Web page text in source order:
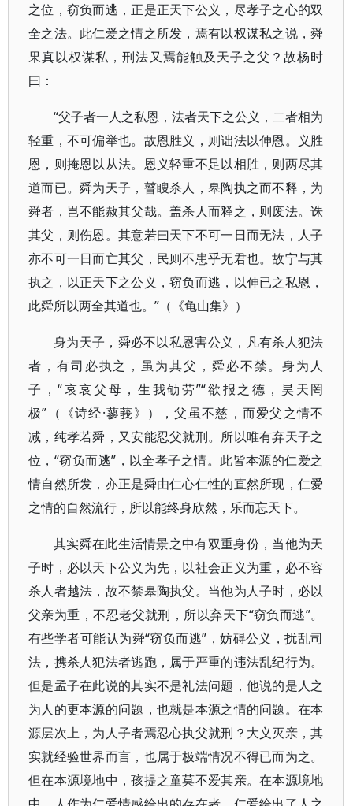
之位，窃负而逃，正是正天下公义，尽孝子之心的双
全之法。此仁爱之情之所发，焉有以权谋私之说，舜
果真以权谋私，刑法又焉能触及天子之父？故杨时
曰：
“父子者一人之私恩，法者天下之公义，二者相为
轻重，不可偏举也。故恩胜义，则诎法以伸恩。义胜
恩，则掩恩以从法。恩义轻重不足以相胜，则两尽其
道而已。舜为天子，瞽瞍杀人，皋陶执之而不释，为
舜者，岂不能赦其父哉。盖杀人而释之，则废法。诛
其父，则伤恩。其意若曰天下不可一日而无法，人子
亦不可一日而亡其父，民则不患乎无君也。故宁与其
执之，以正天下之公义，窃负而逃，以伸已之私恩，
此舜所以两全其道也。”（《龟山集》）
身为天子，舜必不以私恩害公义，凡有杀人犯法
者，有司必执之，虽为其父，舜必不禁。身为人
子，“哀哀父母，生我劬劳”“欲报之德，昊天罔
极”（《诗经·蓼莪》），父虽不慈，而爱父之情不
减，纯孝若舜，又安能忍父就刑。所以唯有弃天子之
位，“窃负而逃”，以全孝子之情。此皆本源的仁爱之
情自然所发，亦正是舜由仁心仁性的直然所现，仁爱
之情的自然流行，所以能终身欣然，乐而忘天下。
其实舜在此生活情景之中有双重身份，当他为天
子时，必以天下公义为先，以社会正义为重，必不容
杀人者越法，故不禁皋陶执父。当他为人子时，必以
父亲为重，不忍老父就刑，所以弃天下“窃负而逃”。
有些学者可能认为舜“窃负而逃”，妨碍公义，扰乱司
法，携杀人犯法者逃跑，属于严重的违法乱纪行为。
但是孟子在此说的其实不是礼法问题，他说的是人之
为人的更本源的问题，也就是本源之情的问题。在本
源层次上，为人子者焉忍心执父就刑？大义灭亲，其
实就经验世界而言，也属于极端情况不得已而为之。
但在本源境地中，孩提之童莫不爱其亲。在本源境地